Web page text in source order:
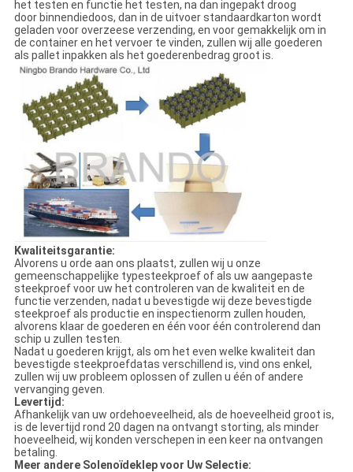
het testen en functie het testen, na dan ingepakt droog
door binnendiedoos, dan in de uitvoer standaardkarton wordt
geladen voor overzeese verzending, en voor gemakkelijk om in
de container en het vervoer te vinden, zullen wij alle goederen
als pallet inpakken als het goederenbedrag groot is.
Kwaliteitsgarantie:
Alvorens u orde aan ons plaatst, zullen wij u onze
gemeenschappelijke typesteekproef of als uw aangepaste
steekproef voor uw het controleren van de kwaliteit en de
functie verzenden, nadat u bevestigde wij deze bevestigde
steekproef als productie en inspectienorm zullen houden,
alvorens klaar de goederen en één voor één controlerend dan
schip u zullen testen.
Nadat u goederen krijgt, als om het even welke kwaliteit dan
bevestigde steekproefdatas verschillend is, vind ons enkel,
zullen wij uw probleem oplossen of zullen u één of andere
vervanging geven.
Levertijd:
Afhankelijk van uw ordehoeveelheid, als de hoeveelheid groot is,
is de levertijd rond 20 dagen na ontvangt storting, als minder
hoeveelheid, wij konden verschepen in een keer na ontvangen
betaling.
Meer andere Solenoïdeklep voor Uw Selectie: